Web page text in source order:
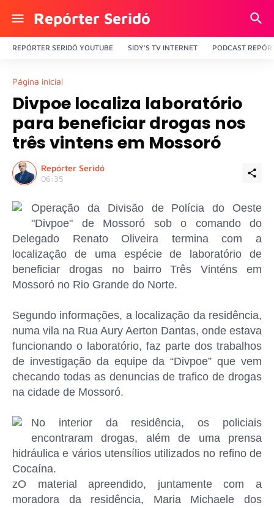
Repórter Seridó
REPÓRTER SERIDÓ YOUTUBE SIDY'S TV INTERNET PODCAST
Página inicial
Divpoe localiza laboratório
para beneficiar drogas nos
três vintens em Mossoró
Repórter Seridó
06:35
Operação da Divisão de Polícia do Oeste
"Divpoe" de Mossoró sob o comando do
Delegado Renato Oliveira termina com a
localização de uma espécie de laboratório de
beneficiar drogas no bairro Três Vinténs em
Mossoró no Rio Grande do Norte.
Segundo informações, a localização da residência,
numa vila na Rua Aury Aerton Dantas, onde estava
funcionando o laboratório, faz parte dos trabalhos
de investigação da equipe da “Divpoe” que vem
checando todas as denuncias de trafico de drogas
na cidade de Mossoró.
No interior da residência, os policiais
encontraram drogas, além de uma prensa
hidráulica e vários utensílios utilizados no refino de
Cocaína.
zO material apreendido, juntamente com a
moradora da residência, Maria Michaele dos